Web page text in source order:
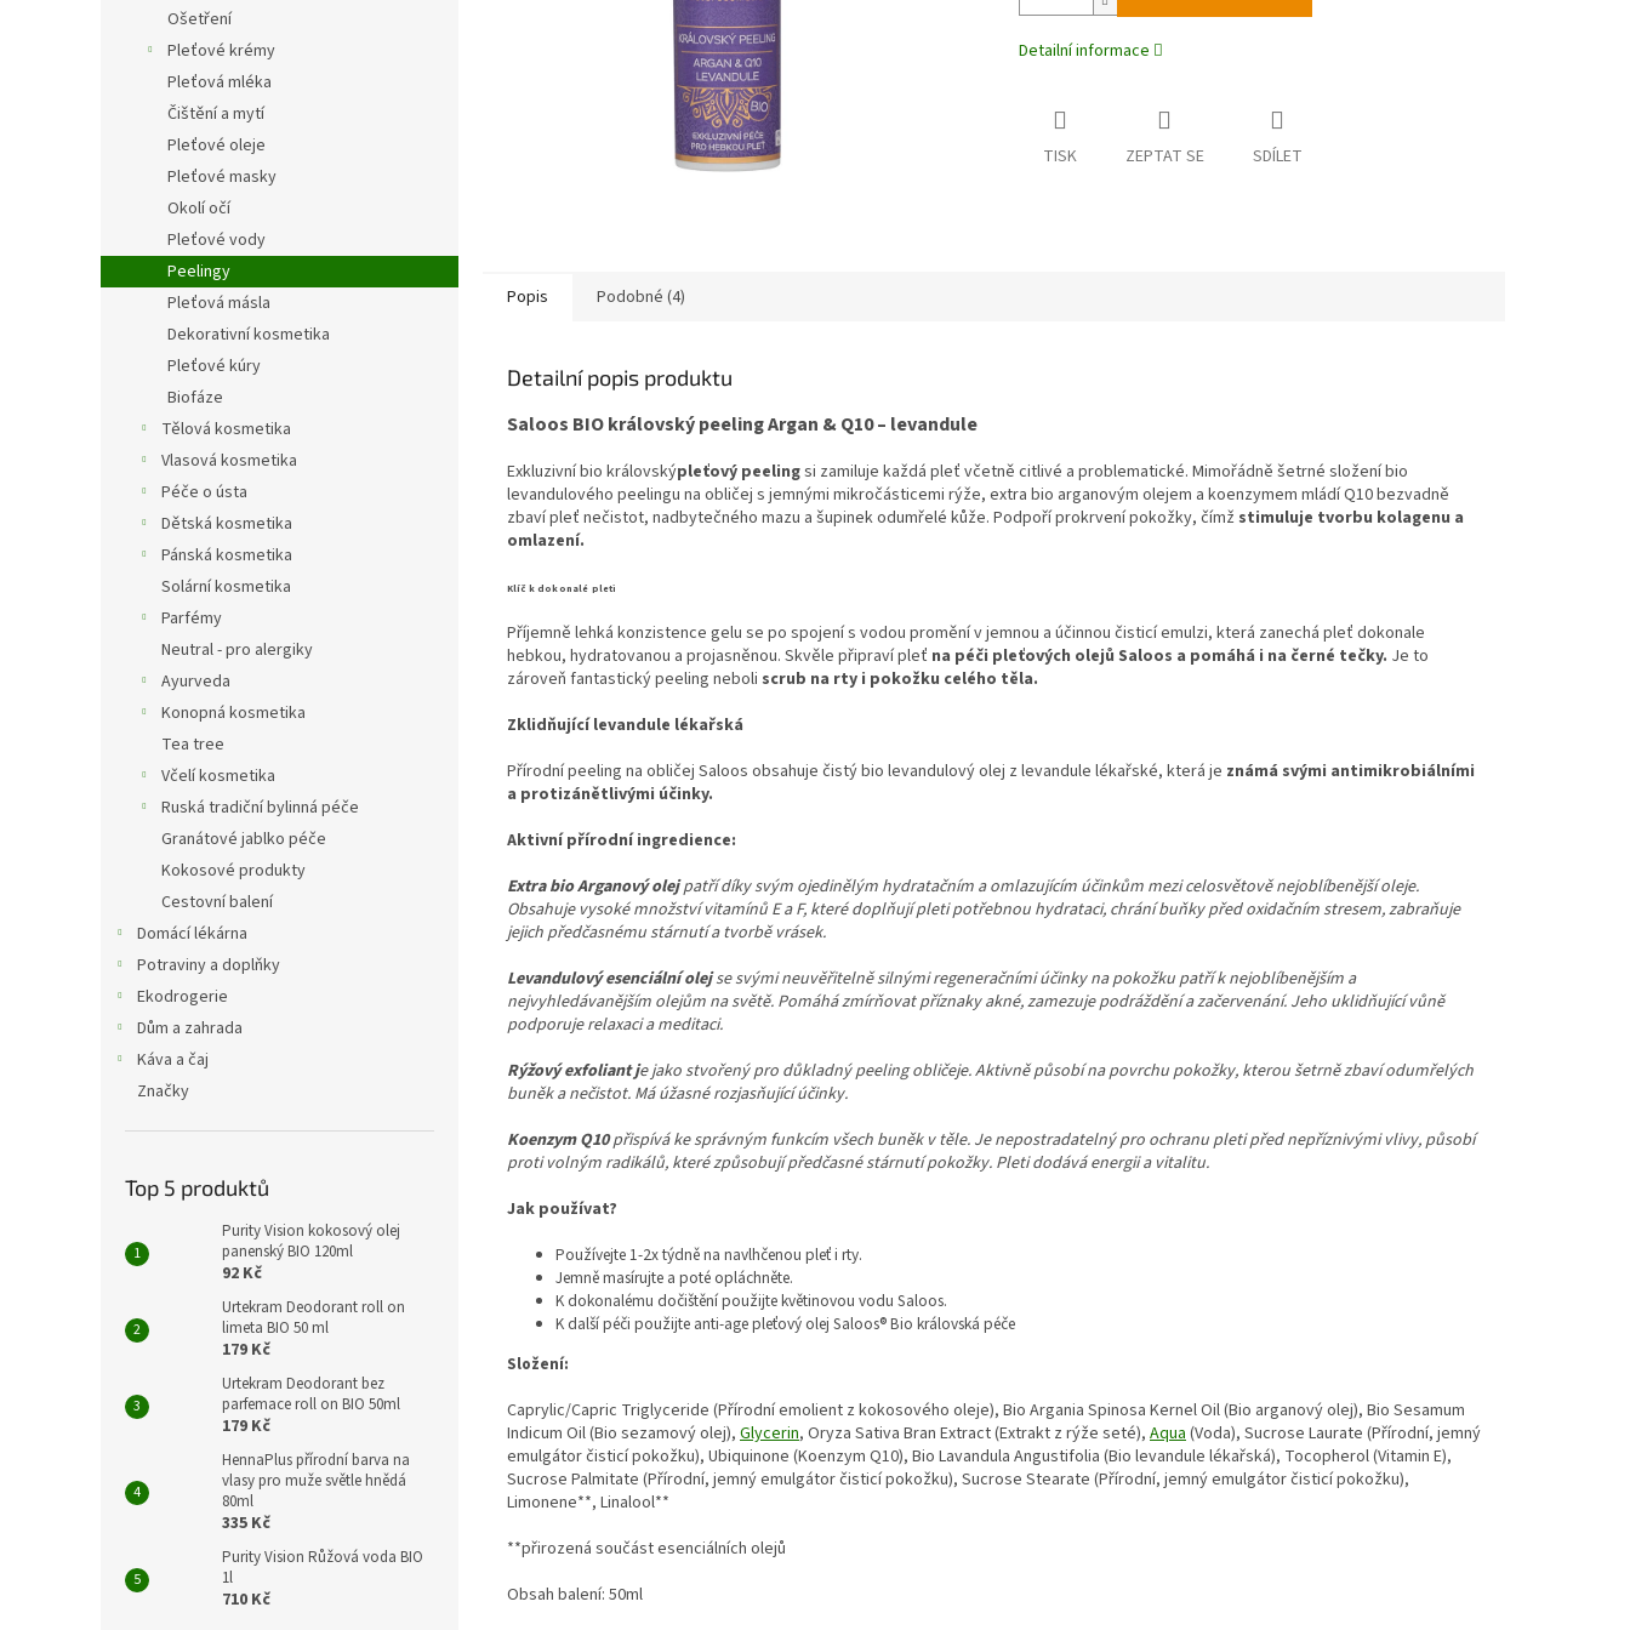
Ošetření
Pleťové krémy
Pleťová mléka
Čištění a mytí
Pleťové oleje
Pleťové masky
Okolí očí
Pleťové vody
Peelingy
Pleťová másla
Dekorativní kosmetika
Pleťové kúry
Biofáze
Tělová kosmetika
Vlasová kosmetika
Péče o ústa
Dětská kosmetika
Pánská kosmetika
Solární kosmetika
Parfémy
Neutral - pro alergiky
Ayurveda
Konopná kosmetika
Tea tree
Včelí kosmetika
Ruská tradiční bylinná péče
Granátové jablko péče
Kokosové produkty
Cestovní balení
Domácí lékárna
Potraviny a doplňky
Ekodrogerie
Dům a zahrada
Káva a čaj
Značky
Top 5 produktů
Purity Vision kokosový olej
panenský BIO 120ml
92 Kč
Urtekram Deodorant roll on
limeta BIO 50 ml
179 Kč
Urtekram Deodorant bez
parfemace roll on BIO 50ml
179 Kč
HennaPlus přírodní barva na
vlasy pro muže světle hnědá
80ml
335 Kč
Purity Vision Růžová voda BIO
1l
710 Kč
Detailní informace
TISK ZEPTAT SE SDÍLET
Popis Podobné (4)
Detailní popis produktu
Saloos BIO královský peeling Argan & Q10 – levandule
Exkluzivní bio královskýpleťový peelingsi zamiluje každá pleť včetně citlivé a problematické. Mimořádně šetrné složení bio
levandulového peelingu na obličej s jemnými mikročásticemi rýže, extra bio arganovým olejem a koenzymem mládí Q10 bezvadně
zbaví pleť nečistot, nadbytečného mazu a šupinek odumřelé kůže. Podpoří prokrvení pokožky, čímž stimuluje tvorbu kolagenu a
omlazení.
Klíč k dokonalé pleti
Příjemně lehká konzistence gelu se po spojení s vodou promění v jemnou a účinnou čisticí emulzi, která zanechá pleť dokonale
hebkou, hydratovanou a projasněnou. Skvěle připraví pleť na péči pleťových olejů Saloos a pomáhá i na černé tečky. Je to
zároveň fantastický peeling neboli scrub na rty i pokožku celého těla.
Zklidňující levandule lékařská
Přírodní peeling na obličej Saloos obsahuje čistý bio levandulový olej z levandule lékařské, která je známá svými antimikrobiálními
a protizánětlivými účinky.
Aktivní přírodní ingredience:
Extra bio Arganový olejpatří díky svým ojedinělým hydratačním a omlazujícím účinkům mezi celosvětově nejoblíbenější oleje.
Obsahuje vysoké množství vitamínů E a F, které doplňují pleti potřebnou hydrataci, chrání buňky před oxidačním stresem, zabraňuje
jejich předčasnému stárnutí a tvorbě vrásek.
Levandulový esenciální olejse svými neuvěřitelně silnými regeneračními účinky na pokožku patří k nejoblíbenějším a
nejvyhledávanějším olejům na světě. Pomáhá zmírňovat příznaky akné, zamezuje podráždění a začervenání. Jeho uklidňující vůně
podporuje relaxaci a meditaci.
Rýžový exfoliant je jako stvořený pro důkladný peeling obličeje. Aktivně působí na povrchu pokožky, kterou šetrně zbaví odumřelých
buněk a nečistot. Má úžasné rozjasňující účinky.
Koenzym Q10přispívá ke správným funkcím všech buněk v těle. Je nepostradatelný pro ochranu pleti před nepříznivými vlivy, působí
proti volným radikálů, které způsobují předčasné stárnutí pokožky. Pleti dodává energii a vitalitu.
Jak používat?
Používejte 1-2x týdně na navlhčenou pleť i rty.
Jemně masírujte a poté opláchněte.
K dokonalému dočištění použijte květinovou vodu Saloos.
K další péči použijte anti-age pleťový olej Saloos® Bio královská péče
Složení:
Caprylic/Capric Triglyceride (Přírodní emolient z kokosového oleje), Bio Argania Spinosa Kernel Oil (Bio arganový olej), Bio Sesamum
Indicum Oil (Bio sezamový olej), Glycerin, Oryza Sativa Bran Extract (Extrakt z rýže seté), Aqua (Voda), Sucrose Laurate (Přírodní, jemný
emulgátor čisticí pokožku), Ubiquinone (Koenzym Q10), Bio Lavandula Angustifolia (Bio levandule lékařská), Tocopherol (Vitamin E),
Sucrose Palmitate (Přírodní, jemný emulgátor čisticí pokožku), Sucrose Stearate (Přírodní, jemný emulgátor čisticí pokožku),
Limonene**, Linalool**
**přirozená součást esenciálních olejů
Obsah balení: 50ml